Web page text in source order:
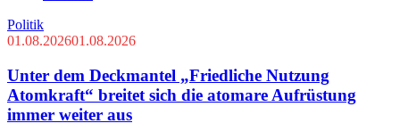
Politik
01.08.202601.08.2026
Unter dem Deckmantel „Friedliche Nutzung
Atomkraft“ breitet sich die atomare Aufrüstung
immer weiter aus